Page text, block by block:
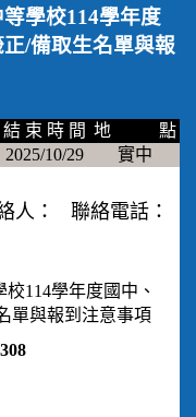
學校114學年度
/備取生名單與報
結 束 時 間 地 點
2025/10/29 實中
人： 聯絡電話：
114學年度國中、
單與報到注意事項